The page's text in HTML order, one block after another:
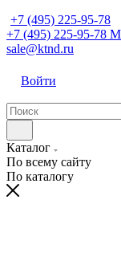
+7 (495) 225-95-78
+7 (495) 225-95-78
sale@ktnd.ru
Войти
Каталог
По всему сайту
По каталогу